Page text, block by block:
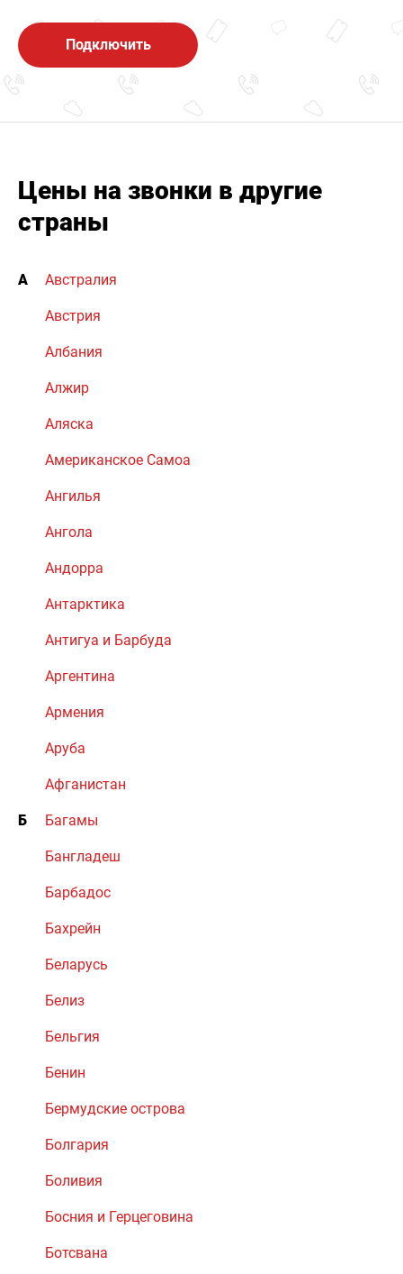
Подключить
Цены на звонки в другие
страны
А Австралия
Австрия
Албания
Алжир
Аляска
Американское Самоа
Ангилья
Ангола
Андорра
Антарктика
Антигуа и Барбуда
Аргентина
Армения
Аруба
Афганистан
Б Багамы
Бангладеш
Барбадос
Бахрейн
Беларусь
Белиз
Бельгия
Бенин
Бермудские острова
Болгария
Боливия
Босния и Герцеговина
Ботсвана